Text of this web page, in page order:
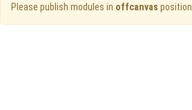
Please publish modules in offcanvas position.